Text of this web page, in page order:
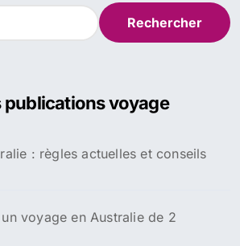
publications voyage
: règles actuelles et conseils
voyage en Australie de 2